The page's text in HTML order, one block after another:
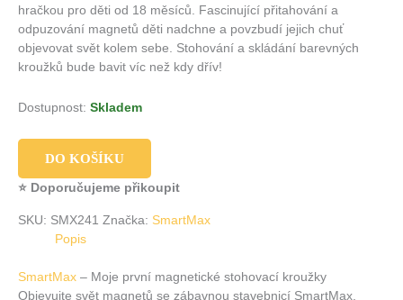
hračkou pro děti od 18 měsíců. Fascinující přitahování a
odpuzování magnetů děti nadchne a povzbudí jejich chuť
objevovat svět kolem sebe. Stohování a skládání barevných
kroužků bude bavit víc než kdy dřív!
Dostupnost: Skladem
DO KOŠÍKU
⭐ Doporučujeme přikoupit
SKU: SMX241 Značka: SmartMax
Popis
SmartMax – Moje první magnetické stohovací kroužky
Objevujte svět magnetů se zábavnou stavebnicí SmartMax,